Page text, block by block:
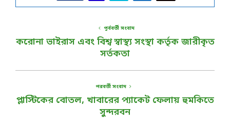
পূর্ববর্তী সংবাদ
করোনা ভাইরাস এবং বিশ্ব স্বাস্থ্য সংস্থা কর্তৃক জারীকৃত
সর্তকতা
পরবর্তী সংবাদ
প্লাস্টিকের বোতল, খাবারের প্যাকেট ফেলায় হুমকিতে
সুন্দরবন